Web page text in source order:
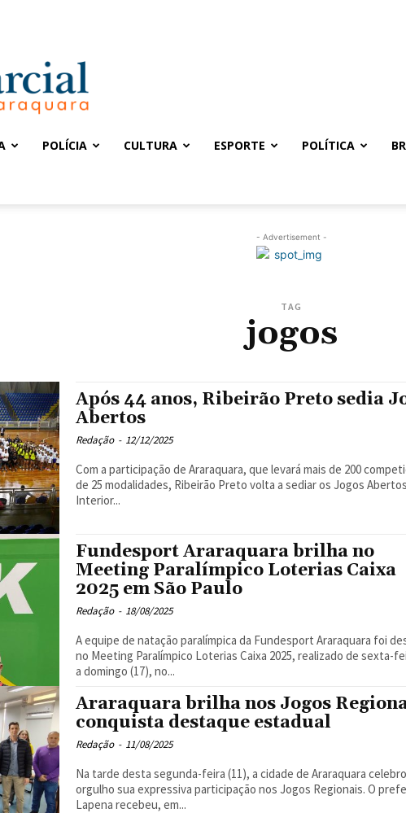
POLÍCIA CULTURA ESPORTE POLÍTICA
- Advertisement -
TAG
jogos
Após 44 anos, Ribeirão Preto sedia
Abertos
Redação - 12/12/2025
Com a participação de Araraquara, que levará mais de 200
de 25 modalidades, Ribeirão Preto volta a sediar os Jogos
Interior...
Fundesport Araraquara brilha no
Meeting Paralímpico Loterias Caixa
2025 em São Paulo
Redação - 18/08/2025
A equipe de natação paralímpica da Fundesport Araraquara foi
no Meeting Paralímpico Loterias Caixa 2025, realizado de sexta-
a domingo (17), no...
Araraquara brilha nos Jogos
conquista destaque estadual
Redação - 11/08/2025
Na tarde desta segunda-feira (11), a cidade de Araraquara
orgulho sua expressiva participação nos Jogos Regionais. O
Lapena recebeu, em...